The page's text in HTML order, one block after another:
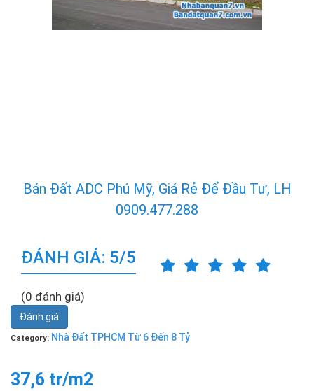
Bán Đất ADC Phú Mỹ, Giá Rẻ Để Đầu Tư, LH
0909.477.288
ĐÁNH GIÁ: 5/5
(0 đánh giá)
Đánh giá
Category: Nhà Đất TPHCM Từ 6 Đến 8 Tỷ
37,6 tr/m2